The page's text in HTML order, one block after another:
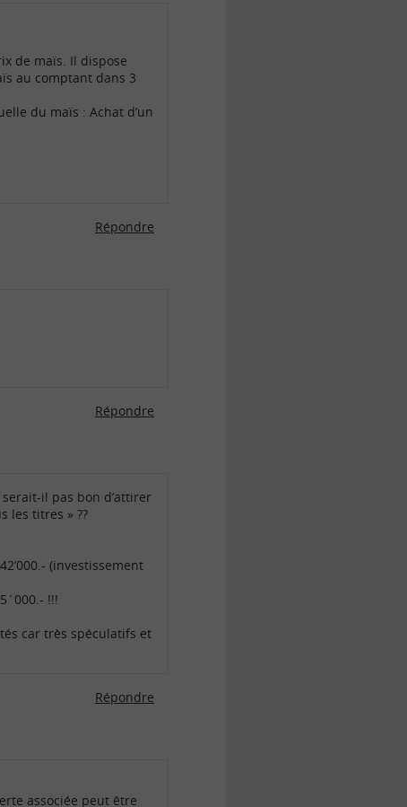
de maïs. Il dispose
au comptant dans 3
du maïs : Achat d’un
Répondre
Répondre
il pas bon d’attirer
les titres » ??
(investissement
!!!
car très spéculatifs et
Répondre
associée peut être